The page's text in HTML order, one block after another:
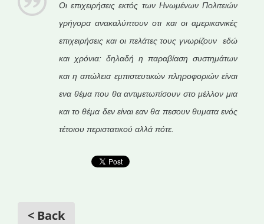
Οι επιχειρήσεις εκτός των Ηνωμένων Πολιτειών
γρήγορα ανακαλύπτουν οτι και οι αμερικανικές
επιχειρήσεις και οι πελάτες τους γνωρίζουν εδώ
και χρόνια: δηλαδή η παραβίαση συστημάτων
και η απώλεια εμπιστευτικών πληροφοριών είναι
ενα θέμα που θα αντιμετωπίσουν στο μέλλον μια
και το θέμα δεν είναι εαν θα πεσουν θυματα ενός
τέτοιου περιστατικού αλλά πότε.
< Back